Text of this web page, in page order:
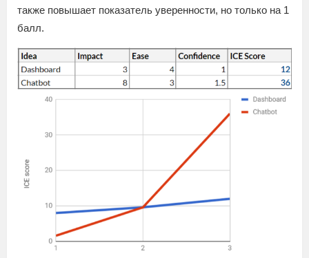
также повышает показатель уверенности, но только на 1
балл.